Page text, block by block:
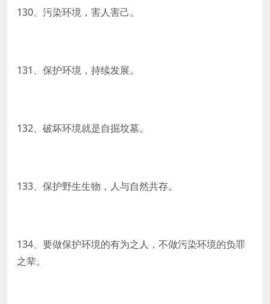
130、污染环境，害人害己。
131、保护环境，持续发展。
132、破坏环境就是自掘坟墓。
133、保护野生生物，人与自然共存。
134、要做保护环境的有为之人，不做污染环境的负罪
之辈。